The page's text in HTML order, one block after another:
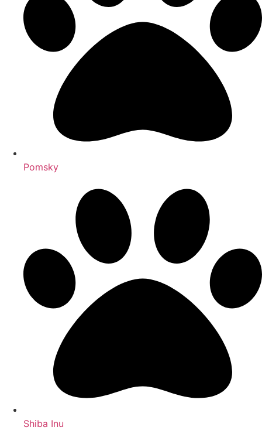
Pomsky
Shiba Inu